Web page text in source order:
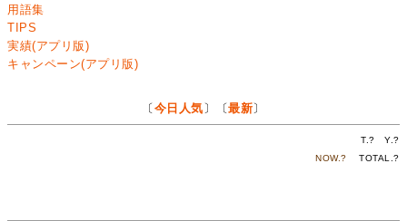
用語集
TIPS
実績(アプリ版)
キャンペーン(アプリ版)
〔 今日人気 〕〔最新〕
T.? Y.?
NOW.? TOTAL.?